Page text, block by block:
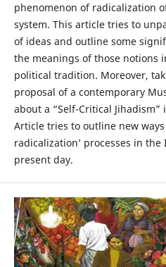
phenomenon of radicalization
system. This article tries to
of ideas and outline some
the meanings of those notions
political tradition. Moreover,
proposal of a contemporary
about a “Self-Critical
Article tries to outline new
radicalization’ processes in
present day.